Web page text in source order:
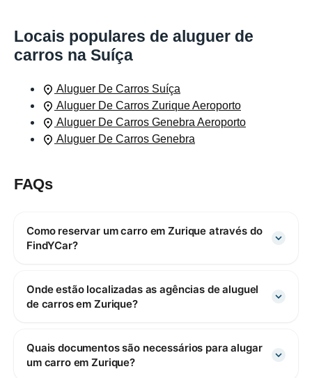
Locais populares de aluguer de
carros na Suíça
Aluguer De Carros Suíça
Aluguer De Carros Zurique Aeroporto
Aluguer De Carros Genebra Aeroporto
Aluguer De Carros Genebra
FAQs
Como reservar um carro em Zurique através do
FindYCar?
Onde estão localizadas as agências de aluguel
de carros em Zurique?
Quais documentos são necessários para alugar
um carro em Zurique?